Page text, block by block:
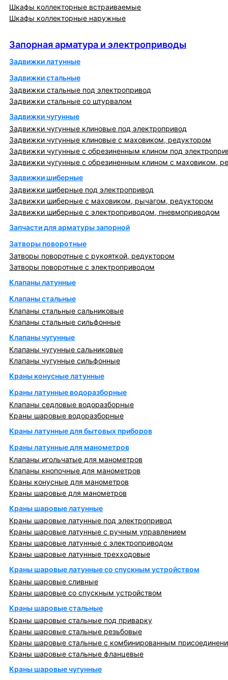
Шкафы коллекторные встраиваемые
Шкафы коллекторные наружные
Запорная арматура и электроприводы
Задвижки латунные
Задвижки стальные
Задвижки стальные под электропривод
Задвижки стальные со штурвалом
Задвижки чугунные
Задвижки чугунные клиновые под электропривод
Задвижки чугунные клиновые с маховиком, редуктором
Задвижки чугунные с обрезиненным клином под
Задвижки чугунные с обрезиненным клином с маховиком,
Задвижки шиберные
Задвижки шиберные под электропривод
Задвижки шиберные с маховиком, рычагом, редуктором
Задвижки шиберные с электроприводом, пневмоприводом
Запчасти для арматуры запорной
Затворы поворотные
Затворы поворотные с рукояткой, редуктором
Затворы поворотные с электроприводом
Клапаны латунные
Клапаны стальные
Клапаны стальные сальниковые
Клапаны стальные сильфонные
Клапаны чугунные
Клапаны чугунные сальниковые
Клапаны чугунные сильфонные
Краны конусные латунные
Краны латунные водоразборные
Клапаны седловые водоразборные
Краны шаровые водоразборные
Краны латунные для бытовых приборов
Краны латунные для манометров
Клапаны игольчатые для манометров
Клапаны кнопочные для манометров
Краны конусные для манометров
Краны шаровые для манометров
Краны шаровые латунные
Краны шаровые латунные под электропривод
Краны шаровые латунные с ручным управлением
Краны шаровые латунные с электроприводом
Краны шаровые латунные трехходовые
Краны шаровые латунные со спускным устройством
Краны шаровые сливные
Краны шаровые со спускным устройством
Краны шаровые стальные
Краны шаровые стальные под приварку
Краны шаровые стальные резьбовые
Краны шаровые стальные с комбинированным
Краны шаровые стальные фланцевые
Краны шаровые чугунные